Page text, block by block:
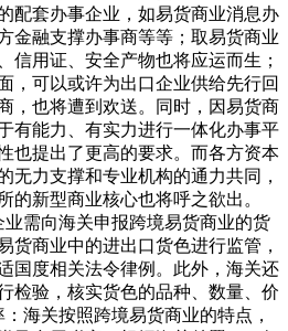
配套办事企业，如易货商业消息办
金融支撑办事商等等；取易货商业
信用证、安全产物也将应运而生；
，可以或许为出口企业供给先行回
，也将遭到欢送。同时，因易货商
有能力、有实力进行一体化办事平
也提出了更高的要求。而各方资本
无力支撑和专业机构的通力共同，
的新型商业核心也将呼之欲出。
业需向海关申报跨境易货商业的货
货商业中的进出口货色进行监管，
国度相关法令律例。此外，海关还
检验，核实货色的品种、数量、价
海关按照跨境易货商业的特点，